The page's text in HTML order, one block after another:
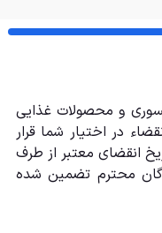
و محصولات غذایی
در اختیار شما قرار
انقضای معتبر از طرف
محترم تضمین شده